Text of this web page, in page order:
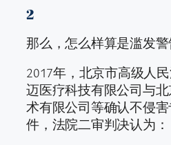
2
那么，怎么样算是滥发警
2017年，北京市高级人
迈医疗科技有限公司与
术有限公司等确认不侵
件，法院二审判决认为：